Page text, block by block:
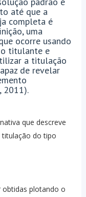
até que a
completa é
uma
ocorre usando
o titulante e
a titulação
de revelar
2011).
que descreve
titulação do tipo
obtidas plotando o